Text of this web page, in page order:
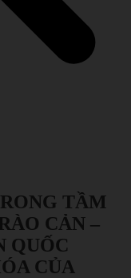
TẦM
CẢN –
QUỐC
CỦA